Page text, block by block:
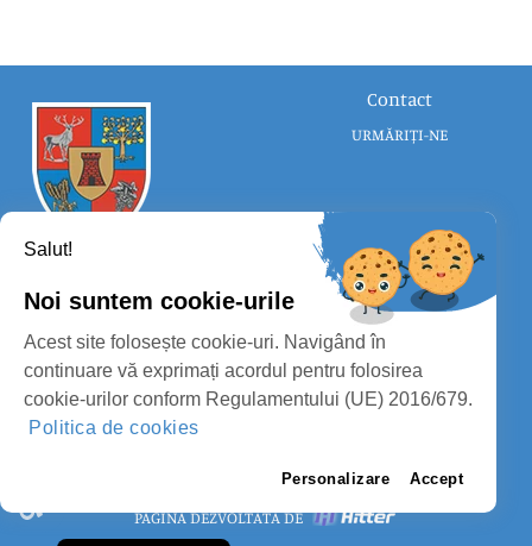
PROTECȚIA DATELOR PERSONALE
MASS-MEDIA
PAGINĂ DEZVOLTATĂ DE
CONSILIUL JUDEȚEAN SATU MARE
Contact
URMĂRIȚI-NE
Salut!
Noi suntem cookie-urile
Acest site folosește cookie-uri. Navigând în
continuare vă exprimați acordul pentru folosirea
cookie-urilor conform Regulamentului (UE) 2016/679.
Politica de cookies
Personalizare Accept